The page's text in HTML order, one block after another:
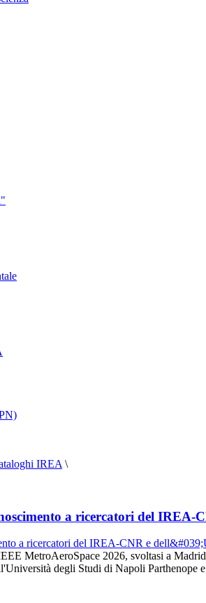
IREA \
a ricercatori del IREA-
MetroAeroSpace 2026, svoltasi a
degli Studi di Napoli